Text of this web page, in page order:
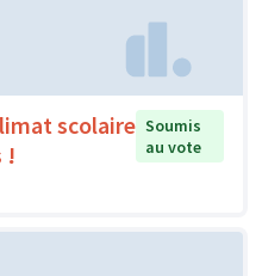
scolaire
!
Soumis
au vote